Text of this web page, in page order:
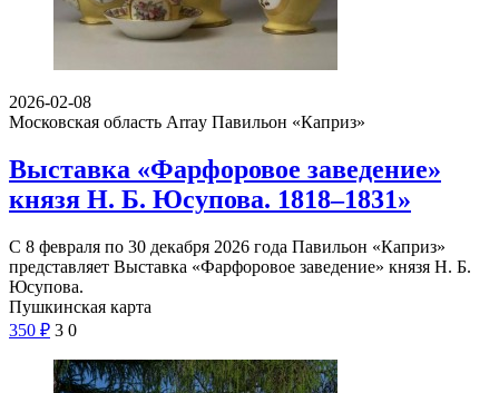
2026-02-08
Московская область Array Павильон «Каприз»
Выставка «Фарфоровое заведение»
князя Н. Б. Юсупова. 1818–1831»
С 8 февраля по 30 декабря 2026 года Павильон «Каприз»
представляет Выставка «Фарфоровое заведение» князя Н. Б.
Юсупова.
Пушкинская карта
350 ₽ 3 0